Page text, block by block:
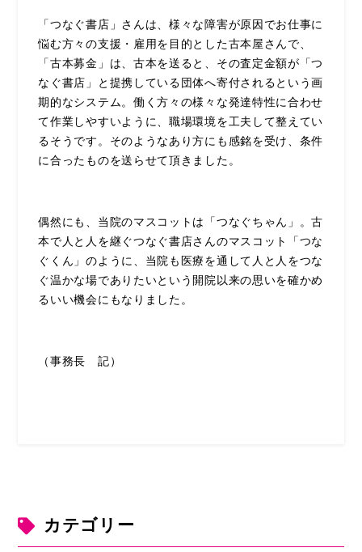
「つなぐ書店」さんは、様々な障害が原因でお仕事に
悩む方々の支援・雇用を目的とした古本屋さんで、
「古本募金」は、古本を送ると、その査定金額が「つ
なぐ書店」と提携している団体へ寄付されるという画
期的なシステム。働く方々の様々な発達特性に合わせ
て作業しやすいように、職場環境を工夫して整えてい
るそうです。そのようなあり方にも感銘を受け、条件
に合ったものを送らせて頂きました。
偶然にも、当院のマスコットは「つなぐちゃん」。古
本で人と人を継ぐつなぐ書店さんのマスコット「つな
ぐくん」のように、当院も医療を通して人と人をつな
ぐ温かな場でありたいという開院以来の思いを確かめ
るいい機会にもなりました。
（事務長 記）
カテゴリー